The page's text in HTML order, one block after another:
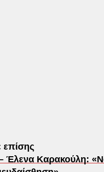
επίσης
Έλενα Καρακούλη: